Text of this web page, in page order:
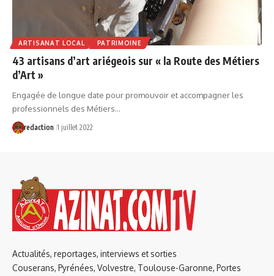
ARTISANAT LOCAL PATRIMOINE
43 artisans d’art ariégeois sur « la Route des Métiers
d’Art »
Engagée de longue date pour promouvoir et accompagner les
professionnels des Métiers…
redaction 1 juillet 2022
Actualités, reportages, interviews et sorties
Couserans, Pyrénées, Volvestre, Toulouse-Garonne, Portes